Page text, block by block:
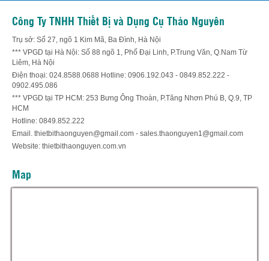
Công Ty TNHH Thiết Bị và Dụng Cụ Thảo Nguyên
Trụ sở: Số 27, ngõ 1 Kim Mã, Ba Đình, Hà Nội
*** VPGD tại Hà Nội: Số 88 ngõ 1, Phố Đại Linh, P.Trung Văn, Q.Nam Từ
Liêm, Hà Nội
Điện thoại: 024.8588.0688 Hotline: 0906.192.043 - 0849.852.222 -
0902.495.086
*** VPGD tại TP HCM: 253 Bưng Ông Thoàn, P.Tăng Nhơn Phú B, Q.9, TP
HCM
Hotline: 0849.852.222
Email. thietbithaonguyen@gmail.com - sales.thaonguyen1@gmail.com
Website: thietbithaonguyen.com.vn
Map